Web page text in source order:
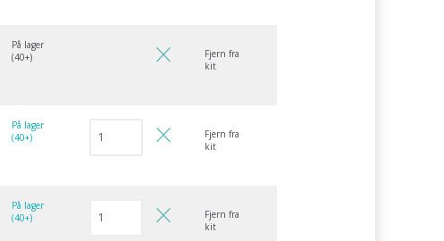
På lager
(40+)
Fjern fra
kit
På lager
(40+)
Fjern fra
kit
På lager
(40+)
Fjern fra
kit